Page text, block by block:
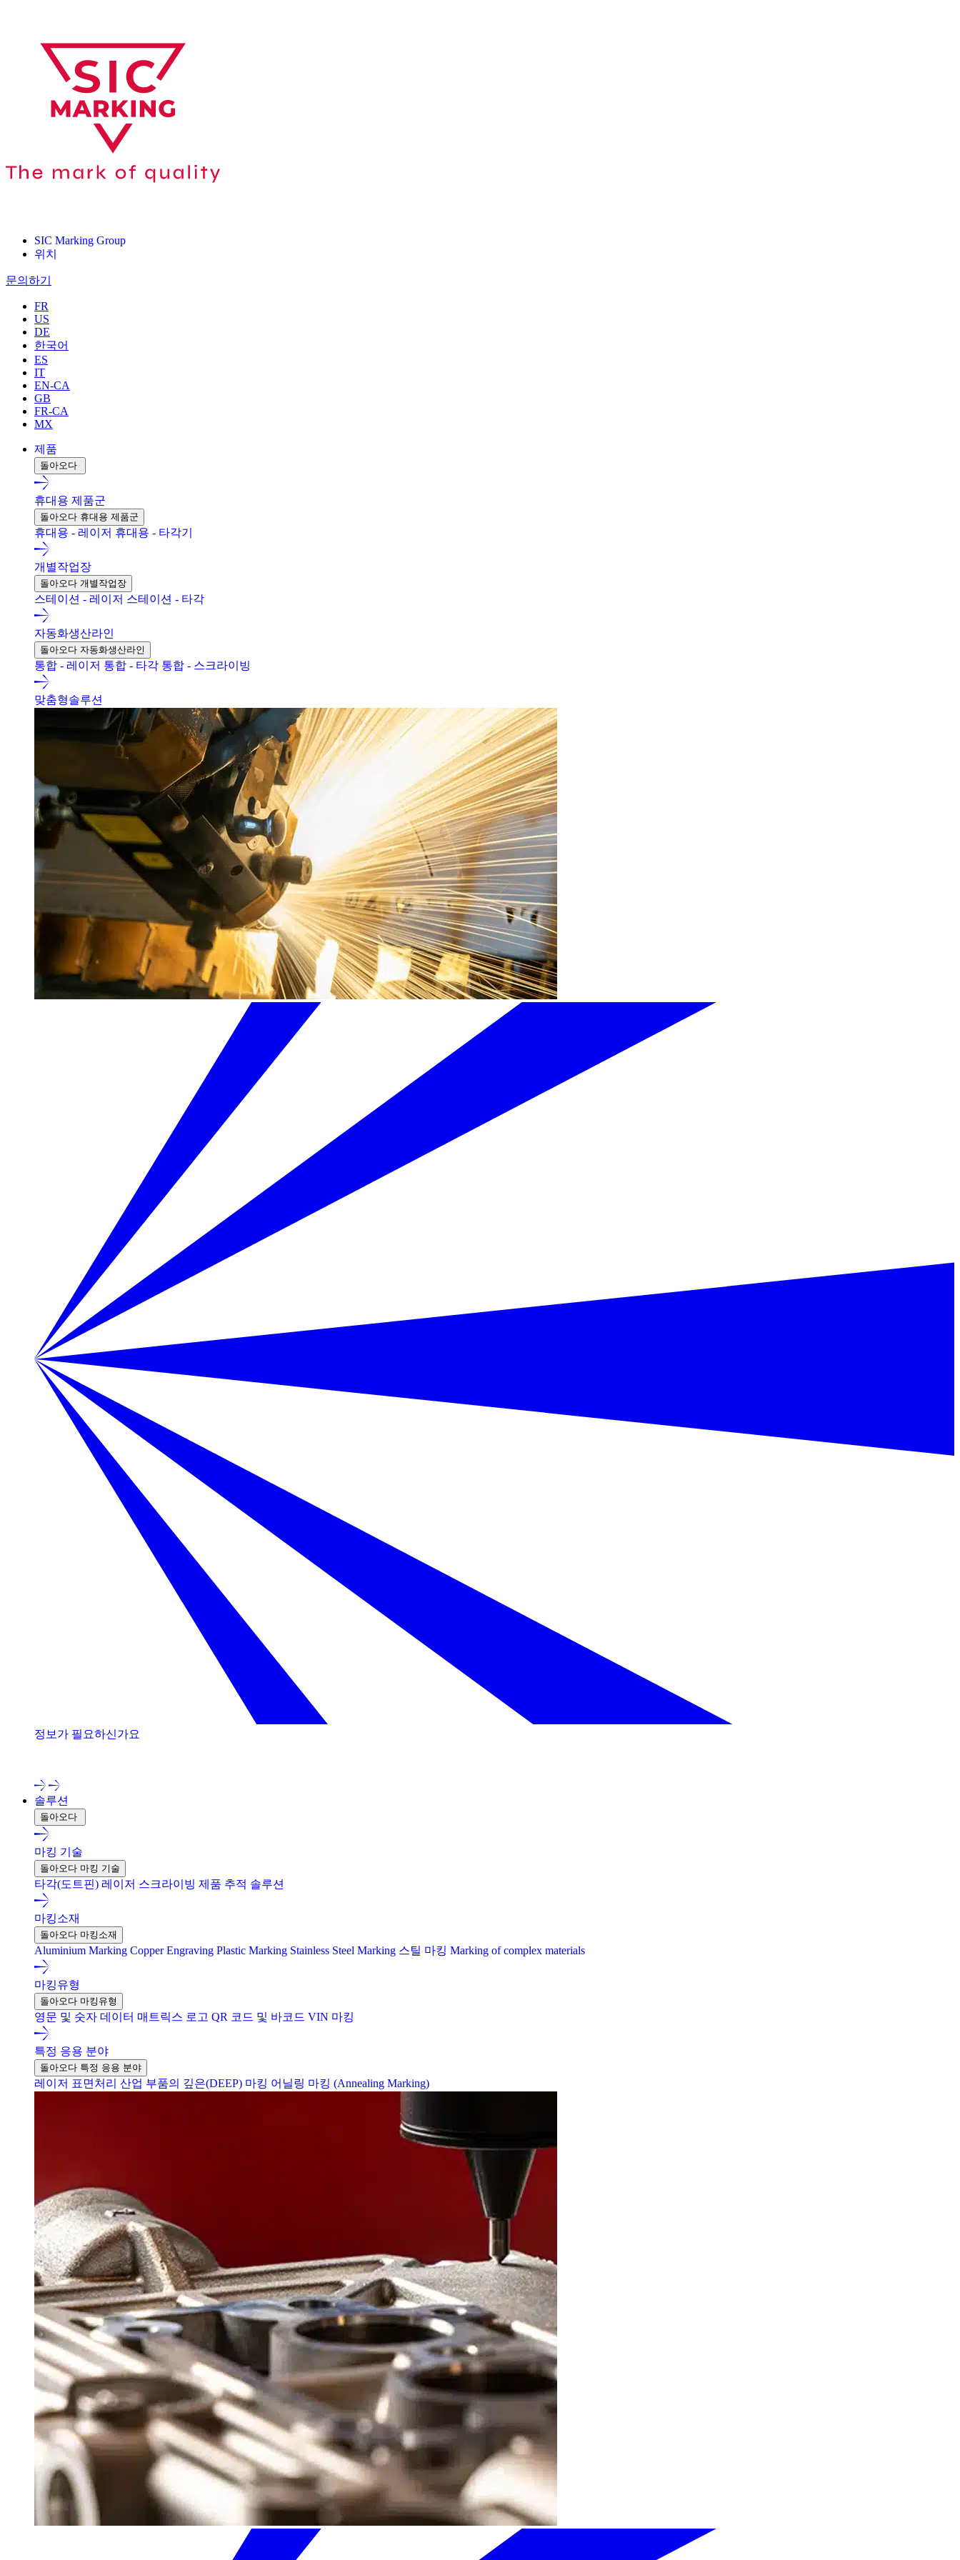
SIC Marking Group
위치
문의하기
FR
US
DE
한국어
ES
IT
EN-CA
GB
FR-CA
MX
제품
돌아오다
휴대용 제품군
돌아오다 휴대용 제품군
휴대용 - 레이저 휴대용 - 타각기
개별작업장
돌아오다 개별작업장
스테이션 - 레이저 스테이션 - 타각
자동화생산라인
돌아오다 자동화생산라인
통합 - 레이저 통합 - 타각 통합 - 스크라이빙
맞춤형솔루션
정보가 필요하신가요
솔루션
돌아오다
마킹 기술
돌아오다 마킹 기술
타각(도트핀) 레이저 스크라이빙 제품 추적 솔루션
마킹소재
돌아오다 마킹소재
Aluminium Marking Copper Engraving Plastic Marking Stainless Steel Marking 스틸 마킹 Marking of complex materials
마킹유형
돌아오다 마킹유형
영문 및 숫자 데이터 매트릭스 로고 QR 코드 및 바코드 VIN 마킹
특정 응용 분야
돌아오다 특정 응용 분야
레이저 표면처리 산업 부품의 깊은(DEEP) 마킹 어닐링 마킹 (Annealing Marking)